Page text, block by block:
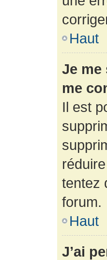
Haut
Je me
me
Il est
tentez
forum.
Haut
J’ai